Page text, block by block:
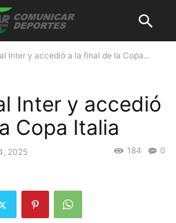
Inter y accedió a la final de la Copa...
Inter y accedió
Copa Italia
2025 0
184